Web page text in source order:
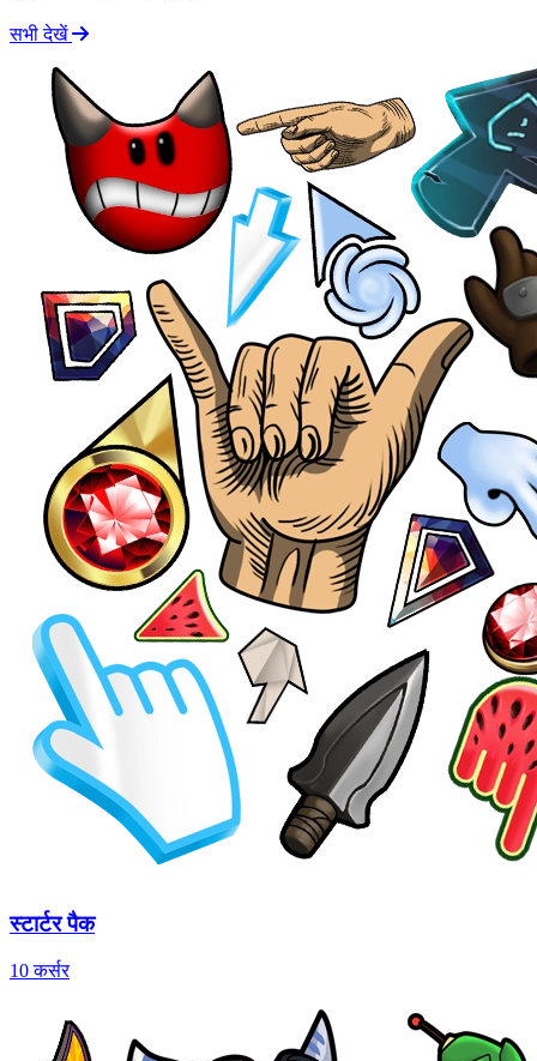
सभी देखें
स्टार्टर पैक
10 कर्सर